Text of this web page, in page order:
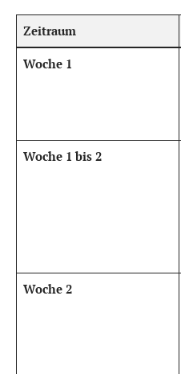
Zeitraum
Woche 1
Woche 1 bis 2
Woche 2